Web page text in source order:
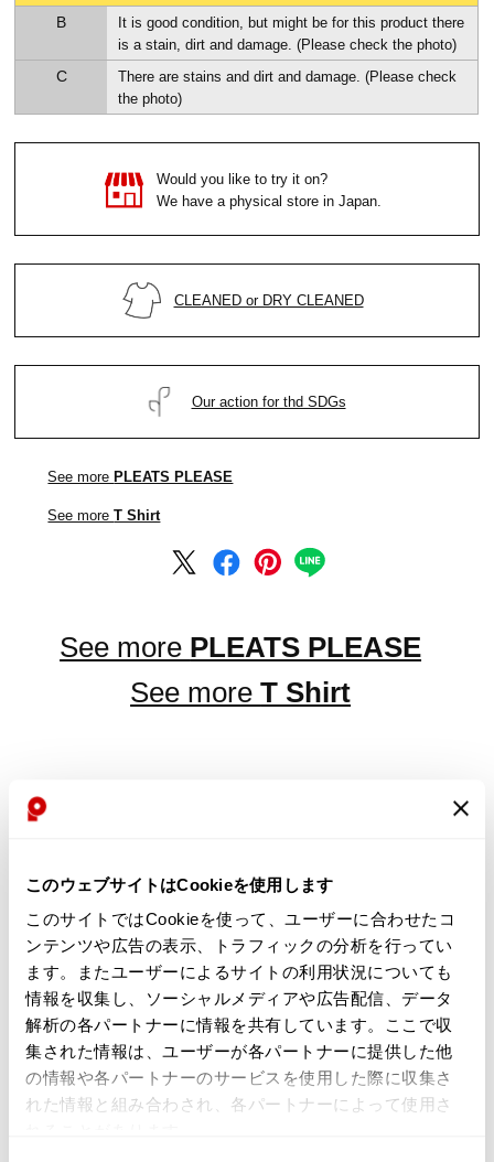
このウェブサイトはCookieを使用します
このサイトではCookieを使って、ユーザーに合わせたコ
ンテンツや広告の表示、トラフィックの分析を行ってい
ます。またユーザーによるサイトの利用状況についても
情報を収集し、ソーシャルメディアや広告配信、データ
解析の各パートナーに情報を共有しています。ここで収
集された情報は、ユーザーが各パートナーに提供した他
の情報や各パートナーのサービスを使用した際に収集さ
れた情報と組み合わされ、各パートナーによって使用さ
B
It is good condition, but might be for this product there
is a stain, dirt and damage. (Please check the photo)
C
There are stains and dirt and damage. (Please check
the photo)
Would you like to try it on?
We have a physical store in Japan.
CLEANED or DRY CLEANED
Our action for thd SDGs
See more PLEATS PLEASE
See moreT Shirt
See more PLEATS PLEASE
See moreT Shirt
Sold